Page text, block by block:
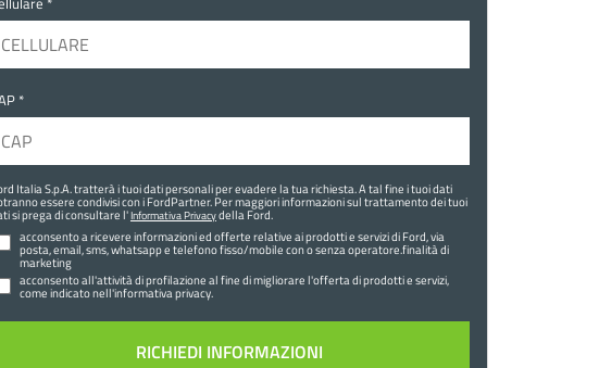
*
Italia S.p.A. tratterà i tuoi dati personali per evadere la tua richiesta. A tal fine i tuoi dati
essere condivisi con i FordPartner. Per maggiori informazioni sul trattamento dei tuoi
si prega di consultare l'Informativa Privacydella Ford.
acconsento a ricevere informazioni ed offerte relative ai prodotti e servizi di Ford, via
posta, email, sms, whatsapp e telefono fisso/mobile con o senza operatore.finalità di
marketing
acconsento all'attività di profilazione al fine di migliorare l'offerta di prodotti e servizi,
come indicato nell'informativa privacy.